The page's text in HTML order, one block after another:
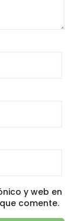
y web en
comente.